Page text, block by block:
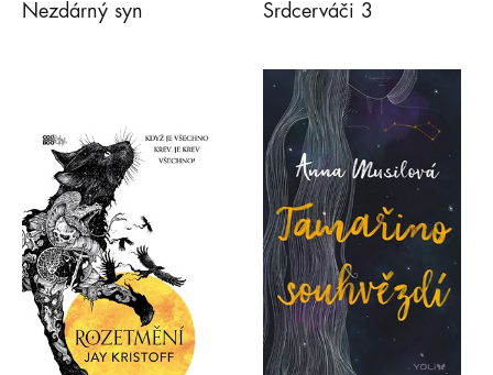
Nezdárný syn Srdcerváči 3